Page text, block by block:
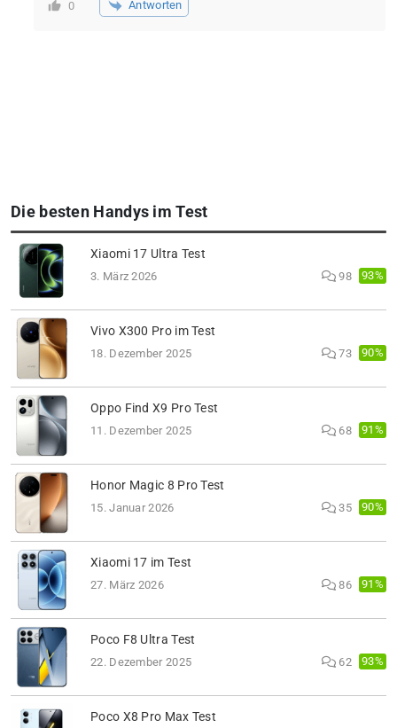
0 Antworten
Die besten Handys im Test
Xiaomi 17 Ultra Test
3. März 2026 98 93%
Vivo X300 Pro im Test
18. Dezember 2025 73 90%
Oppo Find X9 Pro Test
11. Dezember 2025 68 91%
Honor Magic 8 Pro Test
15. Januar 2026 35 90%
Xiaomi 17 im Test
27. März 2026 86 91%
Poco F8 Ultra Test
22. Dezember 2025 62 93%
Poco X8 Pro Max Test